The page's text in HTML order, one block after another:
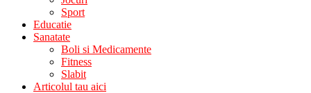
Sport
Educatie
Sanatate
Boli si Medicamente
Fitness
Slabit
Articolul tau aici